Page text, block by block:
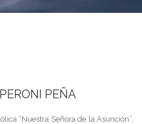
PEÑA
“Nuestra Señora de la Asunción”,